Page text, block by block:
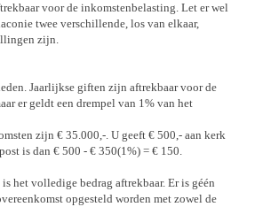
voor de inkomstenbelasting. Let er wel
twee verschillende, los van elkaar,
zijn.
Jaarlijkse giften zijn aftrekbaar voor de
er geldt een drempel van 1% van het
zijn € 35.000,-. U geeft € 500,- aan kerk
is dan € 500 - € 350(1%) = € 150.
het volledige bedrag aftrekbaar. Er is géén
opgesteld worden met zowel de